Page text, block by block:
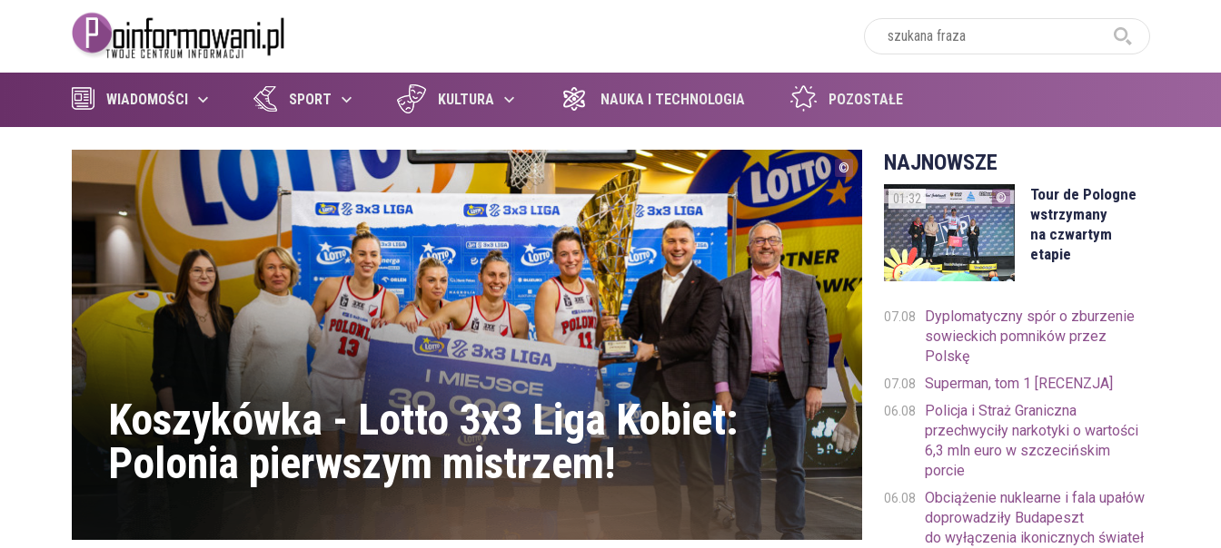
WIADOMOŚCI SPORT KULTURA NAUKA I TECHNOLOGIA POZOSTAŁE
Koszykówka - Lotto 3x3 Liga Kobiet:
Polonia pierwszym mistrzem!
NAJNOWSZE
01:32
Tour de Pologne
wstrzymany
na czwartym
etapie
07.08
Dyplomatyczny spór o zburzenie
sowieckich pomników przez
Polskę
07.08 Superman, tom 1 [RECENZJA]
06.08
Policja i Straż Graniczna
przechwyciły narkotyki o wartości
6,3 mln euro w szczecińskim
porcie
06.08
Obciążenie nuklearne i fala upałów
doprowadziły Budapeszt
do wyłączenia ikonicznych świateł